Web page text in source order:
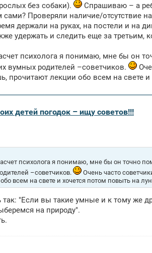
без собаки).
Спрашиваю – а
Проверяли наличие/отсутствие
держали на руках, на постели и на
удержать и следить еще за третьим,
психолога я понимаю, мне бы он
вумных родителей –советчиков.
прочитают лекции обо всем на свете
детей погодок – ищу советов!!!
психолога я понимаю, мне бы он точно
–советчиков.
Очень часто
всем на свете и хочется потом повыть на
"Если вы такие умные и к тому же
на природу".